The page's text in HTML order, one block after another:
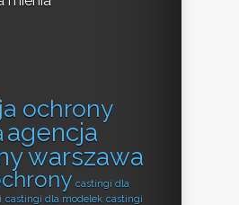
ochrony
agencja
warszawa
castingi dla
castingi dla modelek castingi